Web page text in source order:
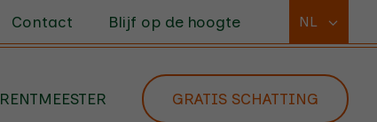
Contact Blijf op de hoogte NL
RENTMEESTER GRATIS SCHATTING